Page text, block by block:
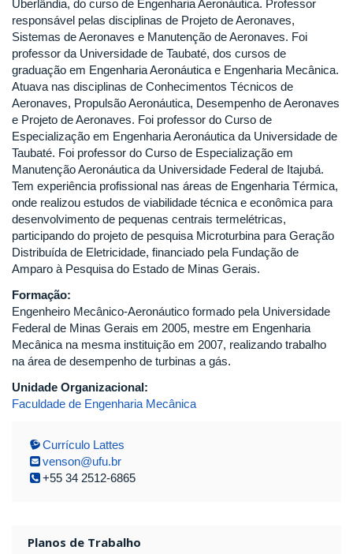
Uberlândia, do curso de Engenharia Aeronáutica. Professor
responsável pelas disciplinas de Projeto de Aeronaves,
Sistemas de Aeronaves e Manutenção de Aeronaves. Foi
professor da Universidade de Taubaté, dos cursos de
graduação em Engenharia Aeronáutica e Engenharia Mecânica.
Atuava nas disciplinas de Conhecimentos Técnicos de
Aeronaves, Propulsão Aeronáutica, Desempenho de Aeronaves
e Projeto de Aeronaves. Foi professor do Curso de
Especialização em Engenharia Aeronáutica da Universidade de
Taubaté. Foi professor do Curso de Especialização em
Manutenção Aeronáutica da Universidade Federal de Itajubá.
Tem experiência profissional nas áreas de Engenharia Térmica,
onde realizou estudos de viabilidade técnica e econômica para
desenvolvimento de pequenas centrais termelétricas,
participando do projeto de pesquisa Microturbina para Geração
Distribuída de Eletricidade, financiado pela Fundação de
Amparo à Pesquisa do Estado de Minas Gerais.
Formação:
Engenheiro Mecânico-Aeronáutico formado pela Universidade
Federal de Minas Gerais em 2005, mestre em Engenharia
Mecânica na mesma instituição em 2007, realizando trabalho
na área de desempenho de turbinas a gás.
Unidade Organizacional:
Faculdade de Engenharia Mecânica
Currículo Lattes
venson@ufu.br
+55 34 2512-6865
Planos de Trabalho